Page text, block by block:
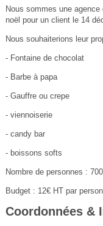
Nous sommes une
noël pour un client le 14
Nous souhaiterions leur
- Fontaine de chocolat
- Barbe à papa
- Gauffre ou crepe
- viennoiserie
- candy bar
- boissons softs
Nombre de personnes : 700
Budget : 12€ HT par
Coordonnées &